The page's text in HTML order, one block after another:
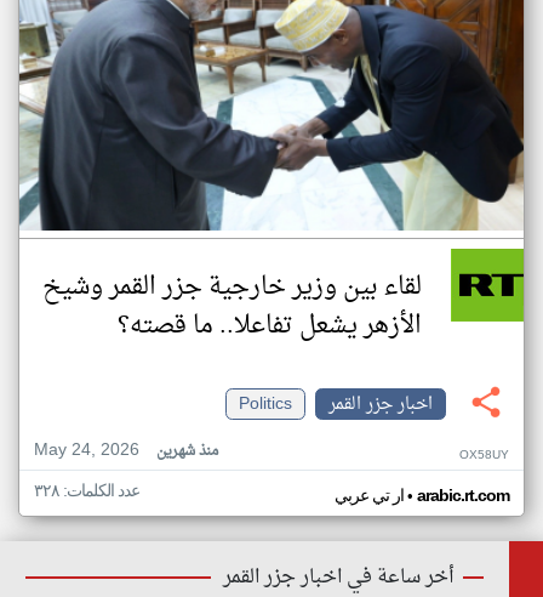
لقاء بين وزير خارجية جزر القمر وشيخ
الأزهر يشعل تفاعلا.. ما قصته؟
اخبار جزر القمر
Politics
May 24, 2026
منذ شهرين OX58UY
ار تي عربي• arabic.rt.com عدد الكلمات: ٣٢٨
أخر ساعة في اخبار جزر القمر